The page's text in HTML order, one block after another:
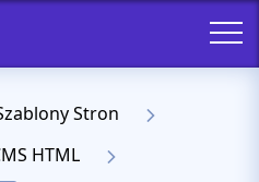
Stron
HTML